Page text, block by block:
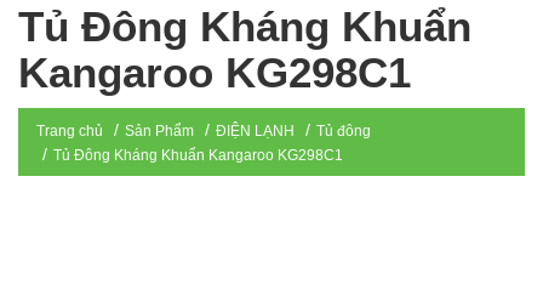
Tủ Đông Kháng Khuẩn
Kangaroo KG298C1
Trang chủ Sản Phẩm ĐIỆN LẠNH
Tủ đông
Tủ Đông Kháng Khuẩn Kangaroo KG298C1